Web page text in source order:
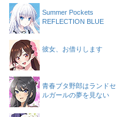
Summer Pockets
REFLECTION BLUE
彼女、お借りします
青春ブタ野郎はランドセ
ルガールの夢を見ない